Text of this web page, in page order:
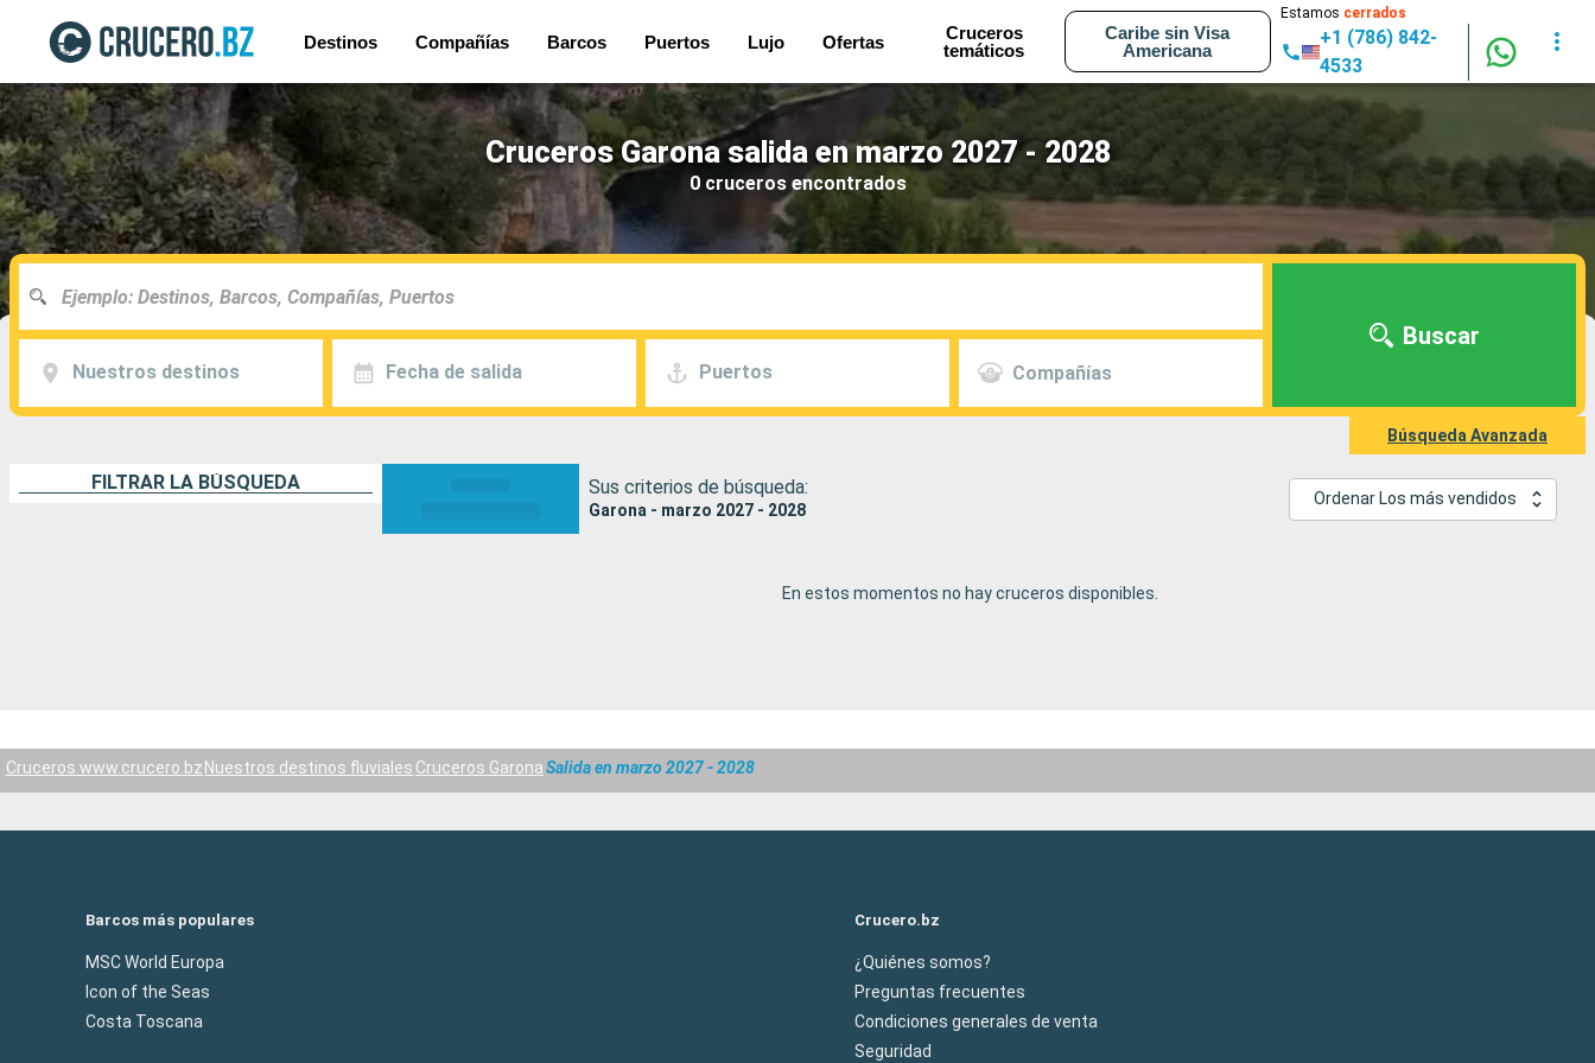
Destinos Compañías Barcos Puertos Lujo Ofertas
Cruceros
temáticos
Caribe sin Visa
Americana
Estamos cerrados
+1 (786) 842-
4533
Cruceros Garona salida en marzo 2027 - 2028
0 cruceros encontrados
Nuestros destinos Fecha de salida Puertos Compañías
Buscar
Búsqueda Avanzada
FILTRAR LA BÚSQUEDA Sus criterios de búsqueda:
Garona - marzo 2027 - 2028
Ordenar Los más vendidos
En estos momentos no hay cruceros disponibles.
Cruceros www.crucero.bz Nuestros destinos fluviales Cruceros GaronaSalida en marzo 2027 - 2028
Barcos más populares
MSC World Europa
Icon of the Seas
Costa Toscana
Crucero.bz
¿Quiénes somos?
Preguntas frecuentes
Condiciones generales de venta
Seguridad